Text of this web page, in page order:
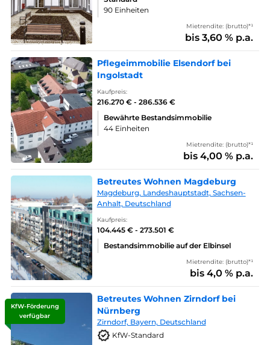
90 Einheiten
Mietrendite: (brutto)*¹
bis 3,60 % p.a.
Pflegeimmobilie Elsendorf bei
Ingolstadt
Kaufpreis:
216.270 € - 286.536 €
Bewährte Bestandsimmobilie
44 Einheiten
Mietrendite: (brutto)*¹
bis 4,00 % p.a.
Betreutes Wohnen Magdeburg
Magdeburg, Landeshauptstadt, Sachsen-
Anhalt, Deutschland
Kaufpreis:
104.445 € - 273.501 €
Bestandsimmobilie auf der Elbinsel
Mietrendite: (brutto)*¹
bis 4,0 % p.a.
KfW-Förderung
verfügbar
Betreutes Wohnen Zirndorf bei
Nürnberg
Zirndorf, Bayern, Deutschland
KfW-Standard